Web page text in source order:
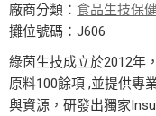
廠商分類： 食品生技保
攤位號碼：J606
綠茵生技成立於2012年
原料100餘項 ,並提供專
與資源，研發出獨家